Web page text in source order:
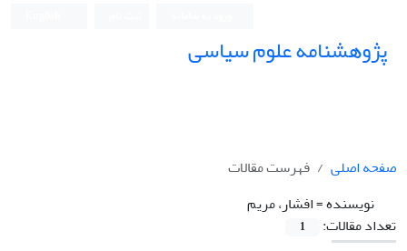
پژوهشنامه علوم سیاسی
صفحه اصلی
فهرست مقالات
نویسنده =افشار، مریم
تعداد مقالات:
1